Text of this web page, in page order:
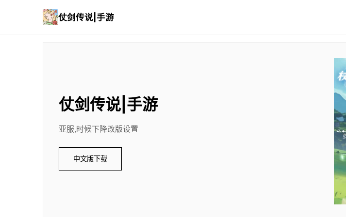
仗剑传说|手游
仗剑传说|手游
亚服,时候下降改版设置
中文版下载